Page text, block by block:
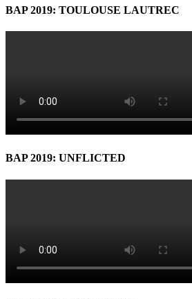
BAP 2019: TOULOUSE LAUTREC
BAP 2019: UNFLICTED